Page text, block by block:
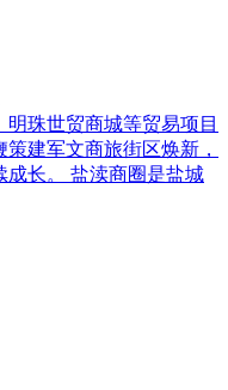
珠世贸商城等贸易项目
建军文商旅街区焕新，
成长。 盐渎商圈是盐城